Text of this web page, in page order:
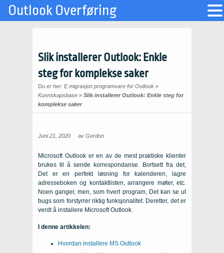
Slik installerer Outlook: Enkle
steg for komplekse saker
Du er her: E migrasjon programvare for Outlook »
Kunnskapsbase » Slik installerer Outlook: Enkle steg for
komplekse saker
Juni 21, 2020 av Gordon
Microsoft Outlook er en av de mest praktiske klienter
brukes til å sende korrespondanse. Bortsett fra det,
Det er en perfekt løsning for kalenderen, lagre
adresseboken og kontaktlisten, arrangere møter, etc.
Noen ganger, men, som hvert program, Det kan se ut
bugs som forstyrrer riktig funksjonalitet. Deretter, det er
verdt å installere Microsoft Outlook.
I denne artikkelen:
Hvordan installere MS Outlook
Outlook Overføring